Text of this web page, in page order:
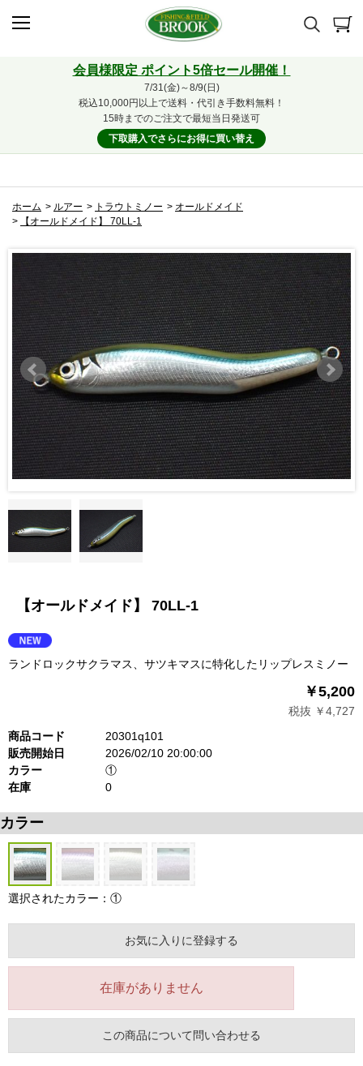
会員様限定 ポイント5倍セール開催！
7/31(金)～8/9(日)
税込10,000円以上で送料・代引き手数料無料！
15時までのご注文で最短当日発送可
下取購入でさらにお得に買い替え
ホーム > ルアー > トラウトミノー > オールドメイド
>
【オールドメイド】 70LL-1
【オールドメイド】 70LL-1
ランドロックサクラマス、サツキマスに特化したリップレスミノー
￥5,200
税抜 ￥4,727
商品コード
20301q101
販売開始日
2026/02/10 20:00:00
カラー
①
在庫
0
カラー
選択されたカラー：①
お気に入りに登録する
在庫がありません
この商品について問い合わせる